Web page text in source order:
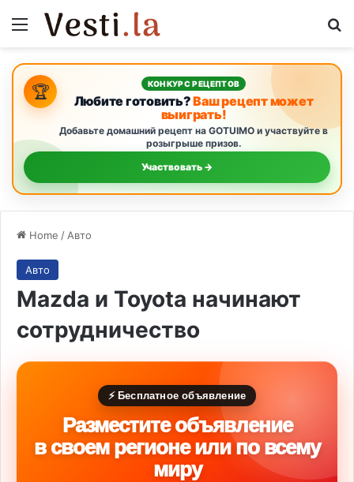
Menu
🏆 КОНКУРС РЕЦЕПТОВ
Любите готовить?Ваш рецепт может
выиграть!
Добавьте домашний рецепт на GOTUIMO и участвуйте в
розыгрыше призов.
Участвовать →
Home / Авто
Авто
Mazda и Toyota начинают
сотрудничество
⚡ Бесплатное объявление
Разместите объявление
в своем регионе или по всему
миру